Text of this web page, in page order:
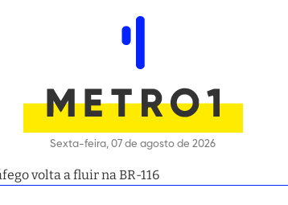
Sexta-feira, 07 de agosto de 2026
volta a fluir na BR-116